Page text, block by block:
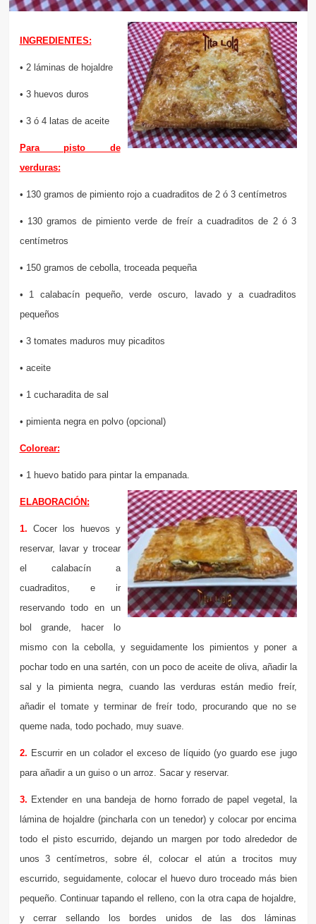
INGREDIENTES:
• 2 láminas de hojaldre
• 3 huevos duros
• 3 ó 4 latas de aceite
Para pisto de
verduras:
• 130 gramos de pimiento rojo a cuadraditos de 2 ó 3 centímetros
• 130 gramos de pimiento verde de freír a cuadraditos de 2 ó 3
centímetros
• 150 gramos de cebolla, troceada pequeña
• 1 calabacín pequeño, verde oscuro, lavado y a cuadraditos
pequeños
• 3 tomates maduros muy picaditos
• aceite
• 1 cucharadita de sal
• pimienta negra en polvo (opcional)
Colorear:
• 1 huevo batido para pintar la empanada.
ELABORACIÓN:
1. Cocer los huevos y
reservar, lavar y trocear
el calabacín a
cuadraditos, e ir
reservando todo en un
bol grande, hacer lo
mismo con la cebolla, y seguidamente los pimientos y poner a
pochar todo en una sartén, con un poco de aceite de oliva, añadir la
sal y la pimienta negra, cuando las verduras están medio freír,
añadir el tomate y terminar de freír todo, procurando que no se
queme nada, todo pochado, muy suave.
2. Escurrir en un colador el exceso de líquido (yo guardo ese jugo
para añadir a un guiso o un arroz. Sacar y reservar.
3. Extender en una bandeja de horno forrado de papel vegetal, la
lámina de hojaldre (pincharla con un tenedor) y colocar por encima
todo el pisto escurrido, dejando un margen por todo alrededor de
unos 3 centímetros, sobre él, colocar el atún a trocitos muy
escurrido, seguidamente, colocar el huevo duro troceado más bien
pequeño. Continuar tapando el relleno, con la otra capa de hojaldre,
y cerrar sellando los bordes unidos de las dos láminas